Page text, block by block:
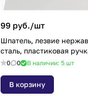
99 руб./шт
Шпатель, лезвие
сталь, пластиковая
0 0 В наличии: 5 шт
В корзину